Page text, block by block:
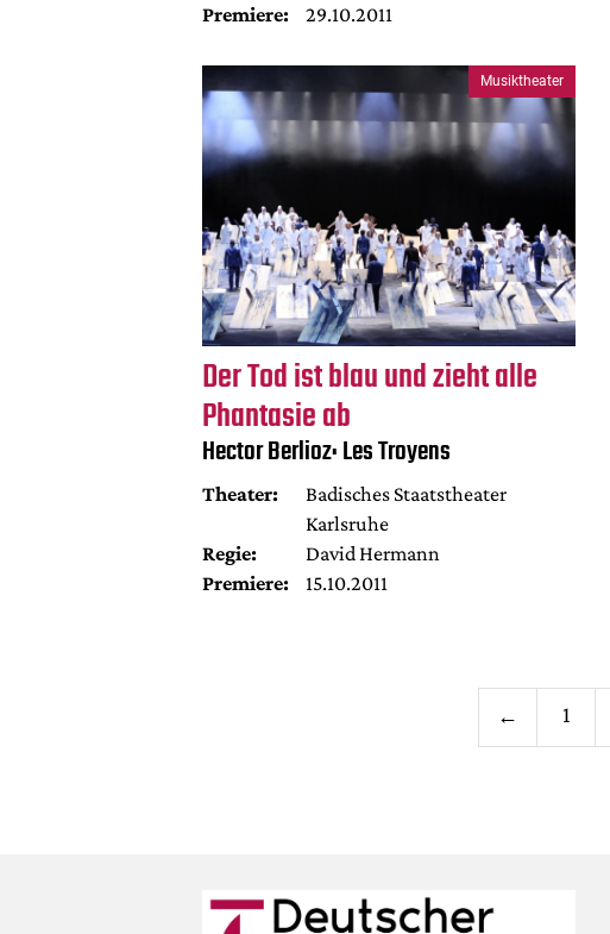
Premiere:
29.10.2011
Musiktheater
Der Tod ist blau und zieht alle
Phantasie ab
Hector Berlioz: Les Troyens
Theater:
Badisches Staatstheater
Karlsruhe
Regie:
David Hermann
Premiere:
15.10.2011
← 1